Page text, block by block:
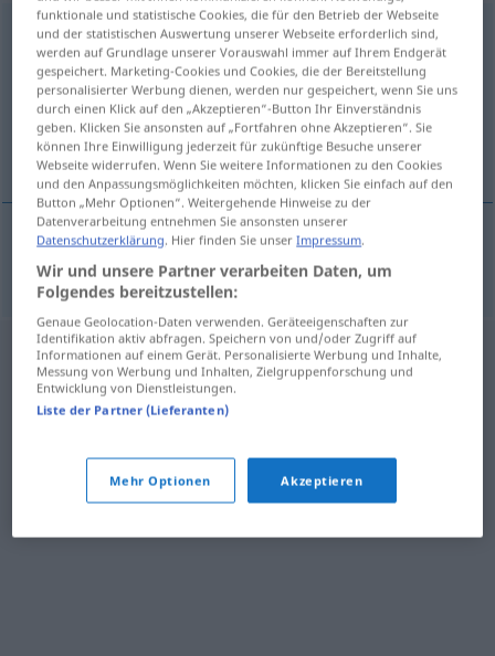
naturgetreu
Übersicht aller Übersetzungen
(Für mehr Details die Übersetzung anklicken/antippen)
sannur, réttur
sannur,réttur naturgetreu
funktionale und statistische Cookies, die für den Betrieb der Webseite
und der statistischen Auswertung unserer Webseite erforderlich sind,
werden auf Grundlage unserer Vorauswahl immer auf Ihrem Endgerät
gespeichert. Marketing-Cookies und Cookies, die der Bereitstellung
personalisierter Werbung dienen, werden nur gespeichert, wenn Sie uns
durch einen Klick auf den „Akzeptieren“-Button Ihr Einverständnis
geben. Klicken Sie ansonsten auf „Fortfahren ohne Akzeptieren“. Sie
können Ihre Einwilligung jederzeit für zukünftige Besuche unserer
Webseite widerrufen. Wenn Sie weitere Informationen zu den Cookies
und den Anpassungsmöglichkeiten möchten, klicken Sie einfach auf den
Button „Mehr Optionen“. Weitergehende Hinweise zu der
Datenverarbeitung entnehmen Sie ansonsten unserer
Datenschutzerklärung. Hier finden Sie unserImpressum.
Wir und unsere Partner verarbeiten Daten, um
Folgendes bereitzustellen:
Genaue Geolocation-Daten verwenden. Geräteeigenschaften zur
Identifikation aktiv abfragen. Speichern von und/oder Zugriff auf
Informationen auf einem Gerät. Personalisierte Werbung und Inhalte,
Messung von Werbung und Inhalten, Zielgruppenforschung und
Entwicklung von Dienstleistungen.
Liste der Partner (Lieferanten)
Mehr Optionen Akzeptieren